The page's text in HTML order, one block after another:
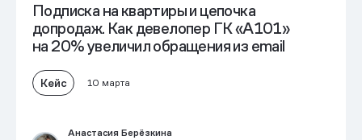
Подписка на квартиры и цепочка
допродаж. Как девелопер ГК «А101»
на 20% увеличил обращения из email
Кейс 10 марта
Анастасия Берёзкина